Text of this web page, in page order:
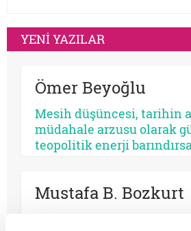
YENİ YAZILAR
Ömer Beyoğlu
Mesih düşüncesi, tarihin
müdahale arzusu olarak
teopolitik enerji
tehlikeli bir apokaliptizmi
her tasavvur, şimdiyi ve
Mustafa B. Bozkurt